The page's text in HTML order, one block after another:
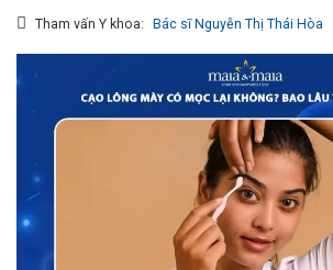
Tham vấn Y khoa: Bác sĩ Nguyễn Thị Thái Hòa